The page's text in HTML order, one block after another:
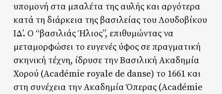
υπομονή στα μπαλέτα της αυλής και αργότερα
κατά τη διάρκεια της βασιλείας του Λουδοβίκου
ΙΔ’. Ο “βασιλιάς Ήλιος”, επιθυμώντας να
μεταμορφώσει το ευγενές ύφος σε πραγματική
σκηνική τέχνη, ίδρυσε την Βασιλική Ακαδημία
Χορού (Académie royale de danse) το 1661 και
στη συνέχεια την Ακαδημία Όπερας (Académie